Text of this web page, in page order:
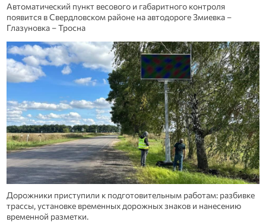
Автоматический пункт весового и габаритного контроля
появится в Свердловском районе на автодороге Змиевка –
Глазуновка – Тросна
Дорожники приступили к подготовительным работам: разбивке
трассы, установке временных дорожных знаков и нанесению
временной разметки.